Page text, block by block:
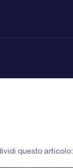
questo articolo: